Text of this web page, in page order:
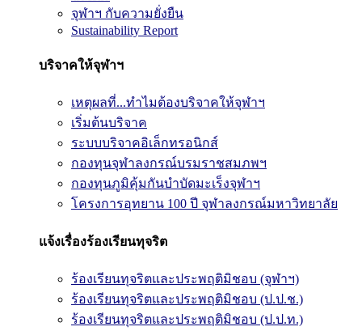
จุฬาฯ กับความยั่งยืน
Sustainability Report
บริจาคให้จุฬาฯ
เหตุผลที่...ทำไมต้องบริจาคให้จุฬาฯ
เริ่มต้นบริจาค
ระบบบริจาคอิเล็กทรอนิกส์
กองทุนจุฬาลงกรณ์บรมราชสมภพฯ
กองทุนภูมิคุ้มกันบำบัดมะเร็งจุฬาฯ
โครงการอุทยาน 100 ปี จุฬาลงกรณ์มหาวิทยาลัย
แจ้งเรื่องร้องเรียนทุจริต
ร้องเรียนทุจริตและประพฤติมิชอบ (จุฬาฯ)
ร้องเรียนทุจริตและประพฤติมิชอบ (ป.ป.ช.)
ร้องเรียนทุจริตและประพฤติมิชอบ (ป.ป.ท.)